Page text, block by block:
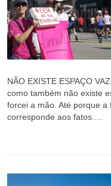
NÃO EXISTE ESPAÇO
como também não existe
forcei a mão. Até porque
corresponde aos fatos.…